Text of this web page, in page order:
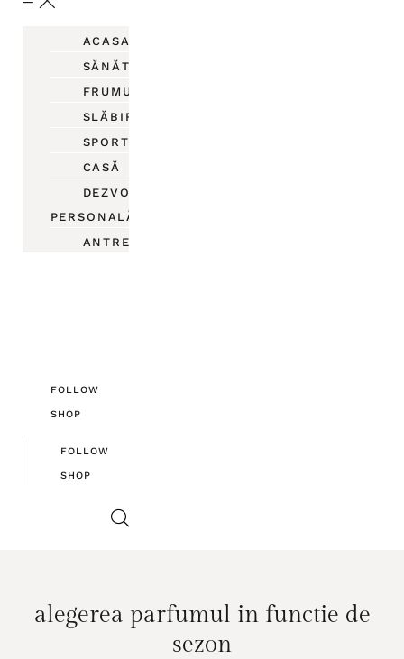
ACASA
SĂNĂTATE
FRUMUSEȚE
SLĂBIRE
SPORT
CASĂ
DEZVOLTARE
PERSONALĂ
ANTREPRENORIAT
FOLLOW
SHOP
FOLLOW
SHOP
alegerea parfumul in functie de
sezon